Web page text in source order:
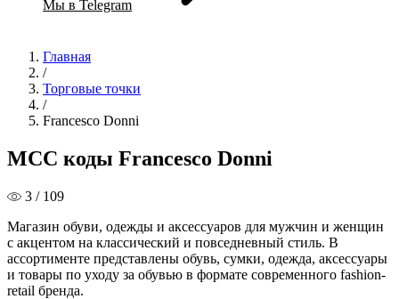
Мы в Telegram
Главная
/
Торговые точки
/
Francesco Donni
MCC коды Francesco Donni
3 / 109
Магазин обуви, одежды и аксессуаров для мужчин и женщин
с акцентом на классический и повседневный стиль. В
ассортименте представлены обувь, сумки, одежда, аксессуары
и товары по уходу за обувью в формате современного fashion-
retail бренда.